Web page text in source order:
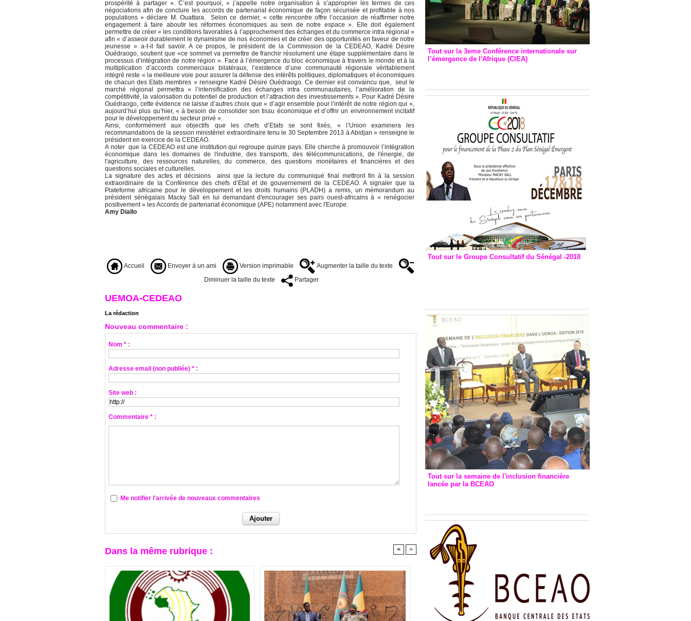
prospérité à partager ». C’est pourquoi, « j’appelle notre organisation à s’approprier les termes de ces
négociations afin de conclure les accords de partenariat économique de façon sécurisée et profitable à nos
populations » déclare M. Ouattara. Selon ce dernier, « cette rencontre offre l’occasion de réaffirmer notre
engagement à faire aboutir les réformes économiques au sein de notre espace ». Elle doit également
permettre de créer « les conditions favorables à l’approchement des échanges et du commerce intra régional »
afin « d’asseoir durablement le dynamisme de nos économies et de créer des opportunités en faveur de notre
jeunesse » a-t-il fait savoir. A ce propos, le président de la Commission de la CEDEAO, Kadré Désire
Ouédraogo, soutient que «ce sommet va permettre de franchir résolument une étape supplémentaire dans le
processus d’intégration de notre région ». Face à l’émergence du bloc économique à travers le monde et à la
multiplication d’accords commerciaux bilatéraux, l’existence d’une communauté régionale véritablement
intégré reste « la meilleure voie pour assurer la défense des intérêts politiques, diplomatiques et économiques
de chacun des Etats membres » renseigne Kadré Désire Ouédraogo. Ce dernier est convaincu que, seul le
marché régional permettra « l’intensification des échanges intra communautaires, l’amélioration de la
compétitivité, la valorisation du potentiel de production et l’attraction des investissements ». Pour Kadré Désire
Ouédraogo, cette évidence ne laisse d’autres choix que « d’agir ensemble pour l’intérêt de notre région qui »,
aujourd’hui plus qu’hier, « à besoin de consolider son tissu économique et d’offrir un environnement incitatif
pour le développement du secteur privé ».
Ainsi, conformément aux objectifs que les chefs d’Etats se sont fixés, « l’Union examinera les
recommandations de la session ministériel extraordinaire tenu le 30 Septembre 2013 à Abidjan » renseigne le
président en exercice de la CEDEAO.
A noter que la CEDEAO est une institution qui regroupe quinze pays. Elle cherche à promouvoir l’intégration
économique dans les domaines de l'industrie, des transports, des télécommunications, de l'énergie, de
l'agriculture, des ressources naturelles, du commerce, des questions monétaires et financières et des
questions sociales et culturelles.
La signature des actes et décisions ainsi que la lecture du communiqué final mettront fin à la session
extraordinaire de la Conférence des chefs d’Etat et de gouvernement de la CEDEAO. A signaler que la
Plateforme africaine pour le développement et les droits humains (PLADH) a remis, un mémorandum au
président sénégalais Macky Sall en lui demandant d'encourager ses pairs ouest-africains à « renégocier
positivement » les Accords de partenariat économique (APE) notamment avec l'Europe.
Amy Diallo
Accueil Envoyer à un ami Version imprimable
Augmenter la taille du texte
Diminuer la taille du texte
Partager
UEMOA-CEDEAO
La rédaction
Nouveau commentaire :
Nom * :
Adresse email (non publiée) * :
Site web :
Commentaire * :
Me notifier l'arrivée de nouveaux commentaires
Dans la même rubrique : < >
Tout sur la 3eme Conférence internationale sur
l’émergence de l'Afrique (CIEA)
Tout sur le Groupe Consultatif du Sénégal -2018
Tout sur la semaine de l'inclusion financière
lancée par la BCEAO